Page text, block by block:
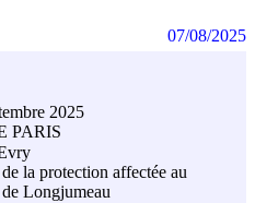
2025
PARIS
la protection affectée au
Longjumeau
07/08/2025